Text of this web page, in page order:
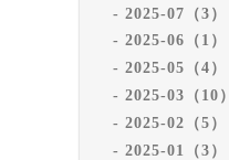
2025-07（3）
2025-06（1）
2025-05（4）
2025-03（10）
2025-02（5）
2025-01（3）